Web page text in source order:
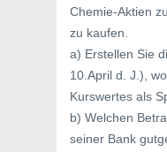
Chemie-Aktien
zu kaufen.
a) Erstellen Sie
10.April d. J.),
Kurswertes als
b) Welchen
seiner Bank